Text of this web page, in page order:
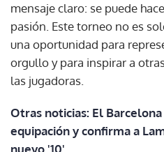
mensaje claro: se puede
pasión. Este torneo no es
una oportunidad para
orgullo y para inspirar a
las jugadoras.
Otras noticias: El
equipación y confirma a
nuevo '10'